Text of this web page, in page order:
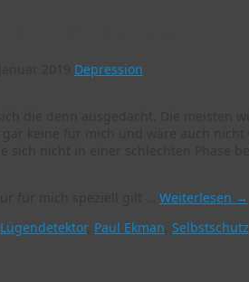
Depression
Weiterlesen →
Lügendetektor, Paul Ekman Selbstschutz